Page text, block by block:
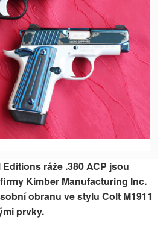
ráže .380 ACP jsou
Kimber Manufacturing Inc.
obranu ve stylu Colt M1911
prvky.